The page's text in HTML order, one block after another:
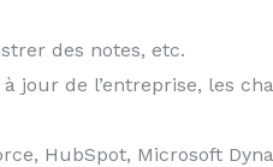
des notes, etc.
jour de l’entreprise, les
HubSpot, Microsoft